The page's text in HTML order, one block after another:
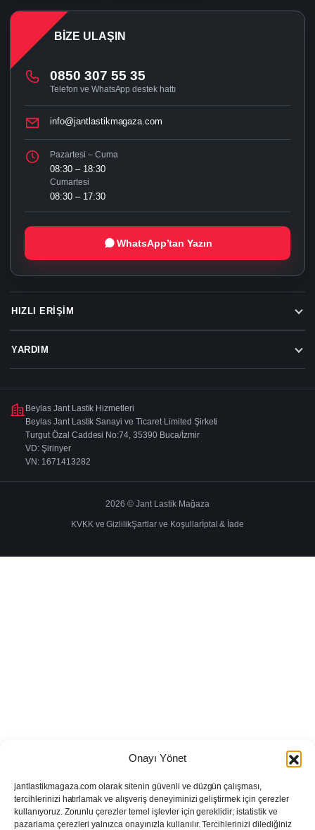
Onayı Yönet
jantlastikmagaza.com olarak sitenin güvenli ve düzgün çalışması,
tercihlerinizi hatırlamak ve alışveriş deneyiminizi geliştirmek için çerezler
kullanıyoruz. Zorunlu çerezler temel işlevler için gereklidir; istatistik ve
pazarlama çerezleri yalnızca onayınızla kullanılır. Tercihlerinizi dilediğiniz
HIZLI ERIŞIM
YARDIM
BIZE ULAŞIN
0850 307 55 35
Telefon ve WhatsApp destek hattı
info@jantlastikmagaza.com
Pazartesi – Cuma
08:30 – 18:30
Cumartesi
08:30 – 17:30
WhatsApp’tan Yazın
Beylas Jant Lastik Hizmetleri
Beylas Jant Lastik Sanayi ve Ticaret Limited Şirketi
Turgut Özal Caddesi No:74, 35390 Buca/İzmir
VD: Şirinyer
VN: 1671413282
2026 © Jant Lastik Mağaza
KVKK ve GizlilikŞartlar ve Koşullarİptal & İade